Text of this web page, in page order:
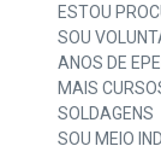
ESTOU
SOU
ANOS DE
MAIS
SOLDAGENS
SOU MEIO